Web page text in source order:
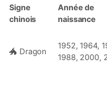
Signe
chinois
Année de
naissance
🐲 Dragon
1952, 1964,
1988, 2000,